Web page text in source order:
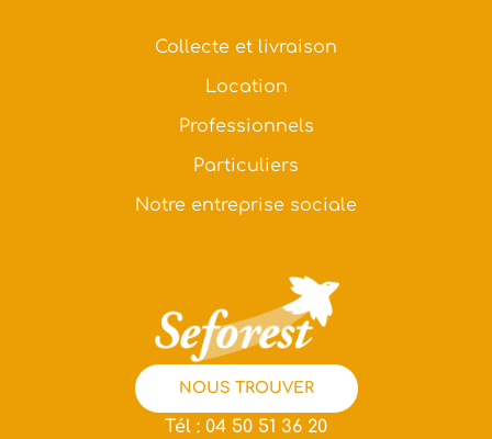
Collecte et livraison
Location
Professionnels
Particuliers
Notre entreprise sociale
NOUS TROUVER
Tél : 04 50 51 36 20